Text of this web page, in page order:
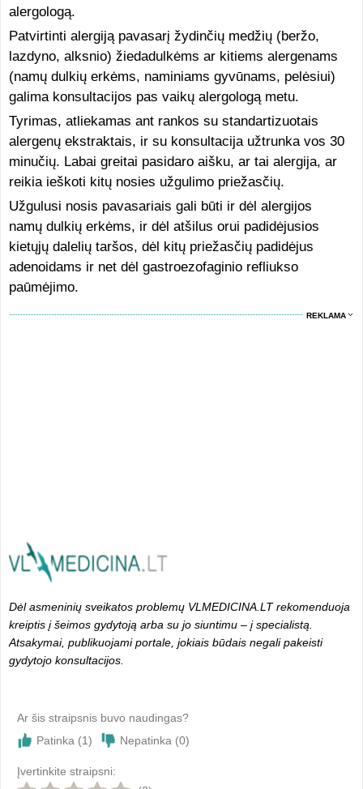
alergologą.
Patvirtinti alergiją pavasarį žydinčių medžių (beržo,
lazdyno, alksnio) žiedadulkėms ar kitiems alergenams
(namų dulkių erkėms, naminiams gyvūnams, pelėsiui)
galima konsultacijos pas vaikų alergologą metu.
Tyrimas, atliekamas ant rankos su standartizuotais
alergenų ekstraktais, ir su konsultacija užtrunka vos 30
minučių. Labai greitai pasidaro aišku, ar tai alergija, ar
reikia ieškoti kitų nosies užgulimo priežasčių.
Užgulusi nosis pavasariais gali būti ir dėl alergijos
namų dulkių erkėms, ir dėl atšilus orui padidėjusios
kietųjų dalelių taršos, dėl kitų priežasčių padidėjus
adenoidams ir net dėl gastroezofaginio refliukso
paūmėjimo.
REKLAMA
Dėl asmeninių sveikatos problemų VLMEDICINA.LT rekomenduoja
kreiptis į šeimos gydytoją arba su jo siuntimu – į specialistą.
Atsakymai, publikuojami portale, jokiais būdais negali pakeisti
gydytojo konsultacijos.
Ar šis straipsnis buvo naudingas?
Patinka (1) Nepatinka (0)
Įvertinkite straipsni: